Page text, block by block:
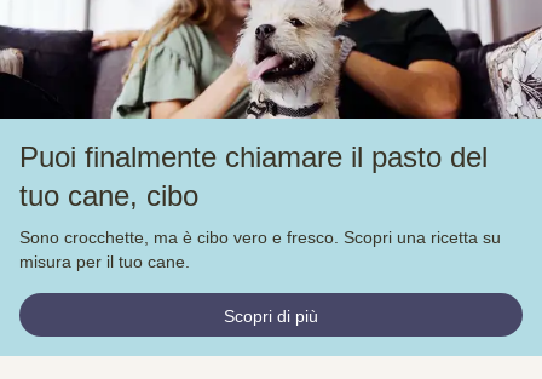
Puoi finalmente chiamare il pasto del
tuo cane, cibo
Sono crocchette, ma è cibo vero e fresco. Scopri una ricetta su
misura per il tuo cane.
Scopri di più